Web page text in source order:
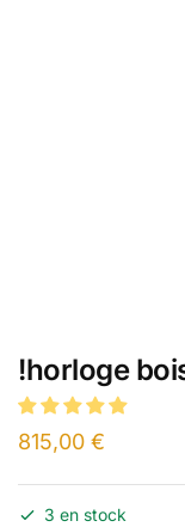
!horloge
815,00 €
3 en stock